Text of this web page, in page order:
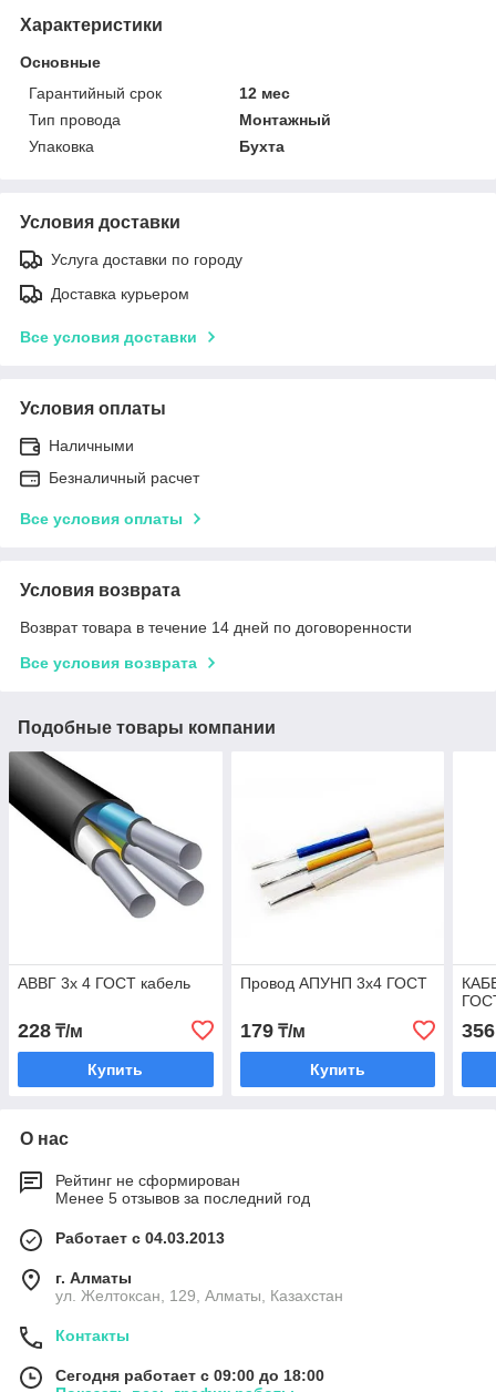
Характеристики
Основные
Гарантийный срок
12 мес
Тип провода
Монтажный
Упаковка
Бухта
Условия доставки
Услуга доставки по городу
Доставка курьером
Все условия доставки
Условия оплаты
Наличными
Безналичный расчет
Все условия оплаты
Условия возврата
Возврат товара в течение 14 дней по договоренности
Все условия возврата
Подобные товары компании
АВВГ 3х 4 ГОСТ кабель
228 ₸/м
Купить
Провод АПУНП 3х4 ГОСТ
179₸/м
Купить
356
О нас
Рейтинг не сформирован
Менее 5 отзывов за последний год
Работает с 04.03.2013
г. Алматы
ул. Желтоксан, 129, Алматы, Казахстан
Контакты
Сегодня работает с 09:00 до 18:00